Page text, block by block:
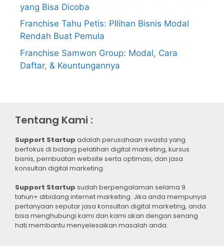
yang Bisa Dicoba
Franchise Tahu Petis: PIlihan Bisnis Modal
Rendah Buat Pemula
Franchise Samwon Group: Modal, Cara
Daftar, & Keuntungannya
Tentang Kami :
Support Startup adalah perusahaan swasta yang
berfokus di bidang pelatihan digital marketing, kursus
bisnis, pembuatan website serta optimasi, dan jasa
konsultan digital marketing.
Support Startup sudah berpengalaman selama 9
tahun+ dibidang internet marketing. Jika anda mempunyai
pertanyaan seputar jasa konsultan digital marketing, anda
bisa menghubungi kami dan kami akan dengan senang
hati membantu menyelesaikan masalah anda.